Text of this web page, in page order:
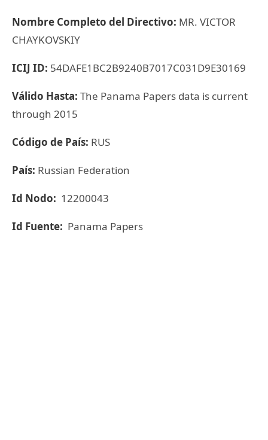
Nombre Completo del Directivo: MR. VICTOR
CHAYKOVSKIY
ICIJ ID: 54DAFE1BC2B9240B7017C031D9E30169
Válido Hasta: The Panama Papers data is current
through 2015
Código de País: RUS
País: Russian Federation
Id Nodo: 12200043
Id Fuente: Panama Papers